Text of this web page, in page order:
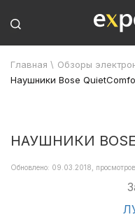
Главная \ Обзоры
Наушники Bose
НАУШНИКИ BOSE
Обновлено: 09.03.2018,